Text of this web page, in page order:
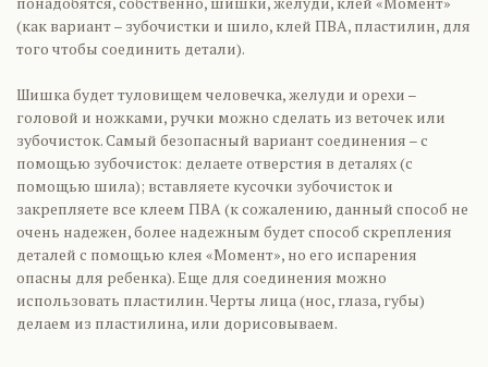
(как вариант – зубочистки и шило, клей ПВА, пластилин, для
того чтобы соединить детали).
Шишка будет туловищем человечка, желуди и орехи –
головой и ножками, ручки можно сделать из веточек или
зубочисток. Самый безопасный вариант соединения – с
помощью зубочисток: делаете отверстия в деталях (с
помощью шила); вставляете кусочки зубочисток и
закрепляете все клеем ПВА (к сожалению, данный способ не
очень надежен, более надежным будет способ скрепления
деталей с помощью клея «Момент», но его испарения
опасны для ребенка). Еще для соединения можно
использовать пластилин. Черты лица (нос, глаза, губы)
делаем из пластилина, или дорисовываем.